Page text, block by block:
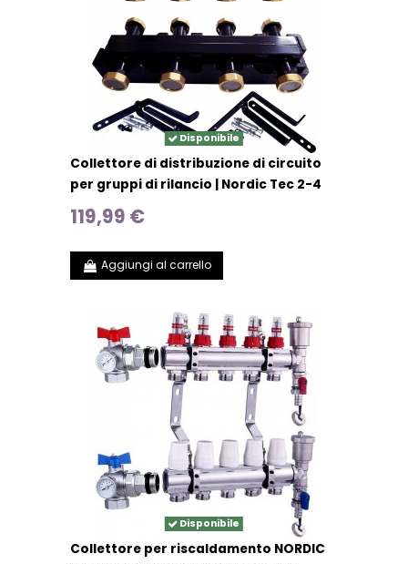
Disponibile
Collettore di distribuzione di circuito
per gruppi di rilancio | Nordic Tec 2-4
119,99 €
Aggiungi al carrello
Disponibile
Collettore per riscaldamento NORDIC